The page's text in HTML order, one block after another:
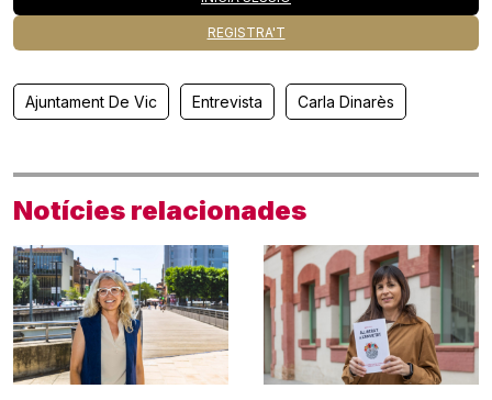
REGISTRA'T
Ajuntament De Vic Entrevista Carla Dinarès
Notícies relacionades